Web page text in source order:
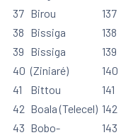
37
38
39
40
41
42
43
Birou
Bissiga
Bissiga
(Ziniaré)
Bittou
Boala (Telecel)
Bobo-
137
138
139
140
141
142
143